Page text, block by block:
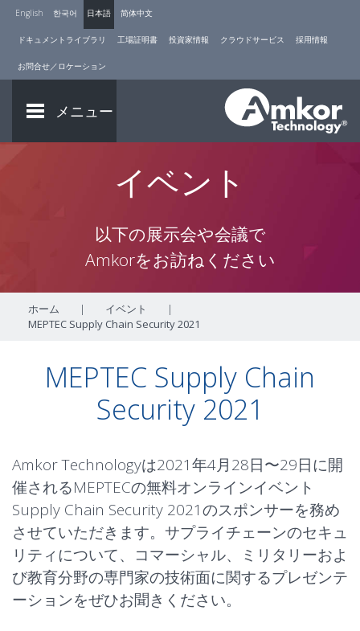
English 한국어 日本語 简体中文
ドキュメントライブラリ 工場証明書 投資家情報 クラウドサービス 採用情報
お問合せ／ロケーション
メニュー
イベント
以下の展示会や会議で
Amkorをお訪ねください
ホーム | イベント
|
MEPTEC Supply Chain Security 2021
MEPTEC Supply Chain
Security 2021
Amkor Technologyは2021年4月28日〜29日に開
催されるMEPTECの無料オンラインイベント
Supply Chain Security 2021のスポンサーを務め
させていただきます。サプライチェーンのセキュ
リティについて、コマーシャル、ミリタリーおよ
び教育分野の専門家の技術面に関するプレゼンテ
ーションをぜひお聞きください。